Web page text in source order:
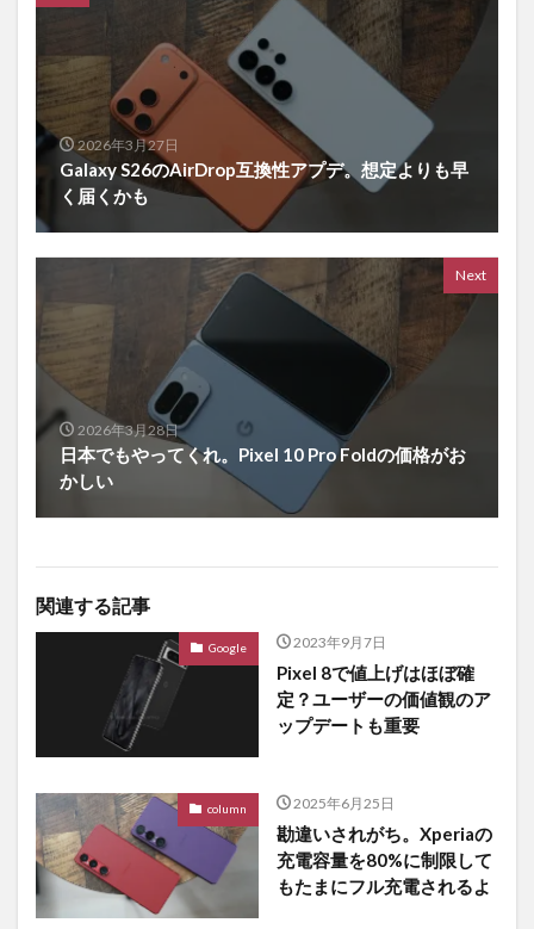
2026年3月27日
Galaxy S26のAirDrop互換性アプデ。想定よりも早
く届くかも
Next
2026年3月28日
日本でもやってくれ。Pixel 10 Pro Foldの価格がお
かしい
関連する記事
Google 2023年9月7日
Pixel 8で値上げはほぼ確
定？ユーザーの価値観のア
ップデートも重要
column 2025年6月25日
勘違いされがち。Xperiaの
充電容量を80%に制限して
もたまにフル充電されるよ